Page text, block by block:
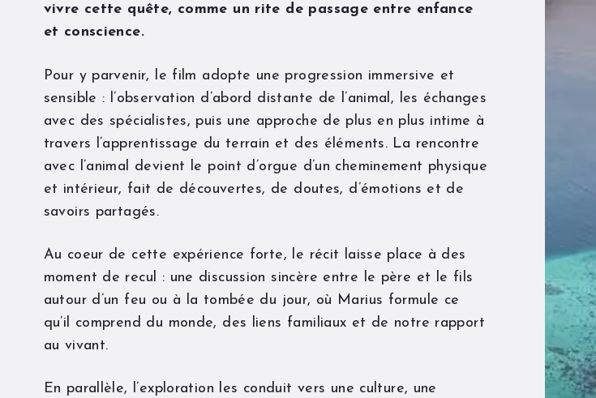
vivre cette quête, comme un rite de passage entre enfance
et conscience.
Pour y parvenir, le film adopte une progression immersive et
sensible : l’observation d’abord distante de l’animal, les échanges
avec des spécialistes, puis une approche de plus en plus intime à
travers l’apprentissage du terrain et des éléments. La rencontre
avec l’animal devient le point d’orgue d’un cheminement physique
et intérieur, fait de découvertes, de doutes, d’émotions et de
savoirs partagés.
Au coeur de cette expérience forte, le récit laisse place à des
moment de recul : une discussion sincère entre le père et le fils
autour d’un feu ou à la tombée du jour, où Marius formule ce
qu’il comprend du monde, des liens familiaux et de notre rapport
au vivant.
En parallèle, l’exploration les conduit vers une culture, une